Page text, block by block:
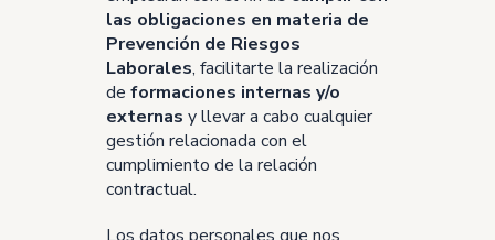
las obligaciones en materia de
Prevención de Riesgos
Laborales, facilitarte la realización
de formaciones internas y/o
externas y llevar a cabo cualquier
gestión relacionada con el
cumplimiento de la relación
contractual.